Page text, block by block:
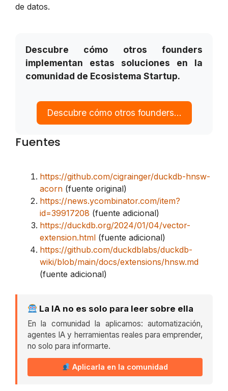
de datos.
Descubre cómo otros founders
implementan estas soluciones en la
comunidad de Ecosistema Startup.
Descubre cómo otros founders…
Fuentes
https://github.com/cigrainger/duckdb-hnsw-
acorn (fuente original)
https://news.ycombinator.com/item?
id=39917208 (fuente adicional)
https://duckdb.org/2024/01/04/vector-
extension.html (fuente adicional)
https://github.com/duckdblabs/duckdb-
wiki/blob/main/docs/extensions/hnsw.md
(fuente adicional)
La IA no es solo para leer sobre ella
En la comunidad la aplicamos: automatización,
agentes IA y herramientas reales para emprender,
no solo para informarte.
Aplicarla en la comunidad